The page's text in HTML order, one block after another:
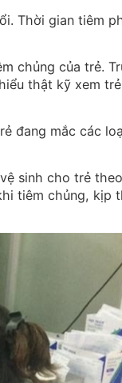
Thời gian tiêm
chủng của trẻ.
thật kỹ xem
đang mắc các
sinh cho trẻ
tiêm chủng, kịp